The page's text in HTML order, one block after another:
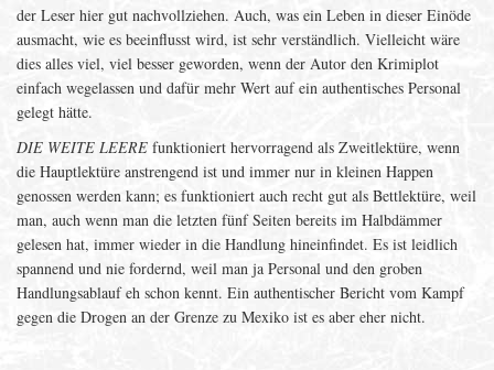
der Leser hier gut nachvollziehen. Auch, was ein Leben in dieser Einöde
ausmacht, wie es beeinflusst wird, ist sehr verständlich. Vielleicht wäre
dies alles viel, viel besser geworden, wenn der Autor den Krimiplot
einfach wegelassen und dafür mehr Wert auf ein authentisches Personal
gelegt hätte.
DIE WEITE LEERE funktioniert hervorragend als Zweitlektüre, wenn
die Hauptlektüre anstrengend ist und immer nur in kleinen Happen
genossen werden kann; es funktioniert auch recht gut als Bettlektüre, weil
man, auch wenn man die letzten fünf Seiten bereits im Halbdämmer
gelesen hat, immer wieder in die Handlung hineinfindet. Es ist leidlich
spannend und nie fordernd, weil man ja Personal und den groben
Handlungsablauf eh schon kennt. Ein authentischer Bericht vom Kampf
gegen die Drogen an der Grenze zu Mexiko ist es aber eher nicht.